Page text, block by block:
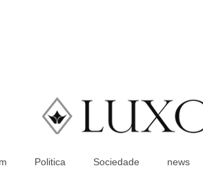
Politica Sociedade news